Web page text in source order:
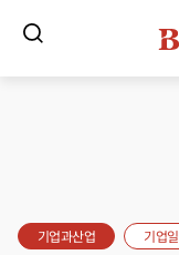
기업과산업 기업